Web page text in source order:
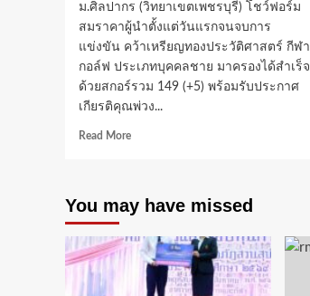
ม.ศิลปากร (วิทยาเขตเพชรบุรี) โชว์ฟอร์ม
สมราคาผู้นำตั้งแต่วันแรกจนจบการ
แข่งขัน คว้าเหรียญทองประวัติศาสตร์ กีฬา
กอล์ฟ ประเภทบุคคลชาย มาครองได้สำเร็จ
ด้วยสกอร์รวม 149 (+5) พร้อมรับประกาศ
เกียรติคุณพ่วง...
Read MoreRead
จารึก
เหรียญ
ทอง
ประวัติศาสตร์!
“เปรม
สุพศิน”
You may have missed